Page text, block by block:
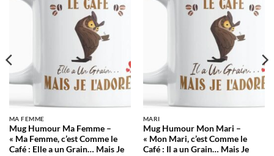
À LA
LISTE
D’ENVIES
MA FEMME
Mug Humour Ma Femme –
« Ma Femme, c’est Comme le
Café : Elle a un Grain… Mais Je
À LA
LISTE
D’ENVIES
MARI
Mug Humour Mon Mari –
« Mon Mari, c’est Comme le
Café : Il a un Grain… Mais Je